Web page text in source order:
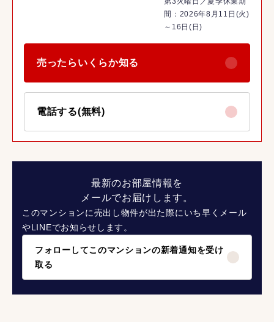
間：2026年8月11日(火)
～16日(日)
売ったらいくらか知る
電話する(無料)
最新のお部屋情報を
メールでお届けします。
このマンションに売出し物件が出た際にいち早くメール
やLINEでお知らせします。
フォローしてこのマンションの新着通知を受け
取る